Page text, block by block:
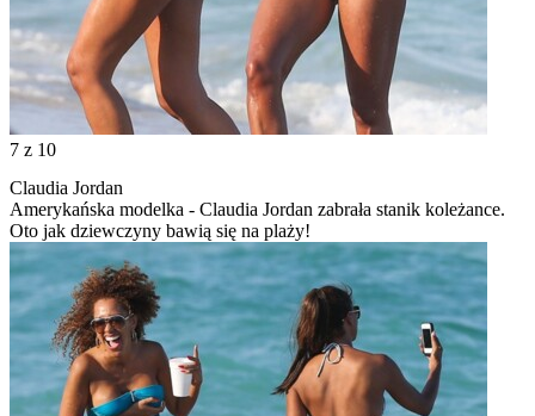
7 z 10
Claudia Jordan
Amerykańska modelka - Claudia Jordan zabrała stanik koleżance.
Oto jak dziewczyny bawią się na plaży!